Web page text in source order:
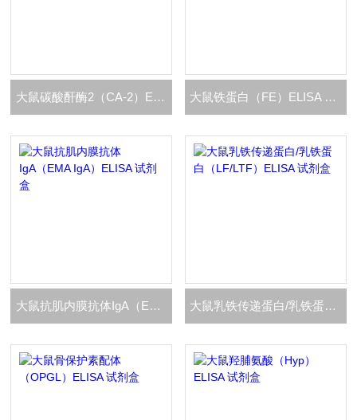
大鼠碳酸酐酶2（CA-2）ELISA 试剂盒 大鼠铁蛋白（FE）ELISA 试剂盒
大鼠抗肌内膜抗体IgA（EMA IgA）ELISA 试剂盒 大鼠乳铁传递蛋白/乳铁蛋白（LF/LTF）ELISA 试剂盒